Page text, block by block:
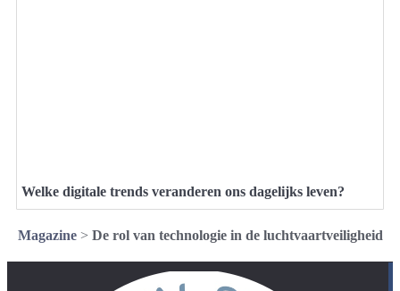
Welke digitale trends veranderen ons dagelijks leven?
Magazine> De rol van technologie in de luchtvaartveiligheid